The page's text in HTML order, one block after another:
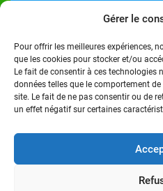
Gérer le
Pour offrir les meilleures expériences,
que les cookies pour stocker et/ou
Le fait de consentir à ces technologies
données telles que le comportement
site. Le fait de ne pas consentir ou de
un effet négatif sur certaines
INSTAGRAM
Actualités
Politique
Économie
CultureSociété
SportSanté
Copyright © 2024 - Réalisé